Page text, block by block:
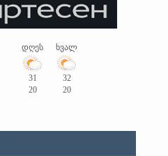
დღეს
ხვალ
31
32
20 20